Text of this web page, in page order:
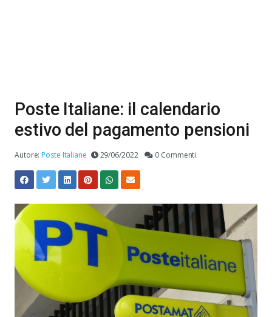
Poste Italiane: il calendario
estivo del pagamento pensioni
Autore:Poste Italiane 29/06/2022 0 Commenti